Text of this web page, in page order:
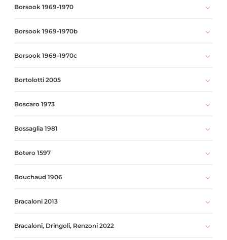
Borsook 1969-1970
Borsook 1969-1970b
Borsook 1969-1970c
Bortolotti 2005
Boscaro 1973
Bossaglia 1981
Botero 1597
Bouchaud 1906
Bracaloni 2013
Bracaloni, Dringoli, Renzoni 2022